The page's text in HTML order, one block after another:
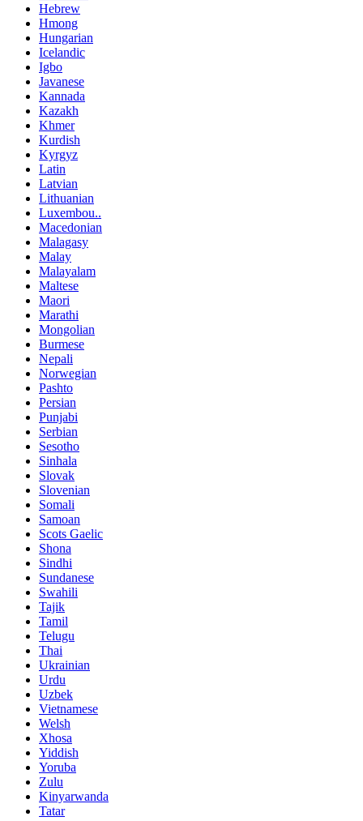
Hebrew
Hmong
Hungarian
Icelandic
Igbo
Javanese
Kannada
Kazakh
Khmer
Kurdish
Kyrgyz
Latin
Latvian
Lithuanian
Luxembou..
Macedonian
Malagasy
Malay
Malayalam
Maltese
Maori
Marathi
Mongolian
Burmese
Nepali
Norwegian
Pashto
Persian
Punjabi
Serbian
Sesotho
Sinhala
Slovak
Slovenian
Somali
Samoan
Scots Gaelic
Shona
Sindhi
Sundanese
Swahili
Tajik
Tamil
Telugu
Thai
Ukrainian
Urdu
Uzbek
Vietnamese
Welsh
Xhosa
Yiddish
Yoruba
Zulu
Kinyarwanda
Tatar